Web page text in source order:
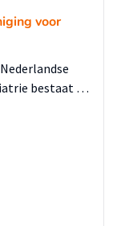
voor
bestaat …